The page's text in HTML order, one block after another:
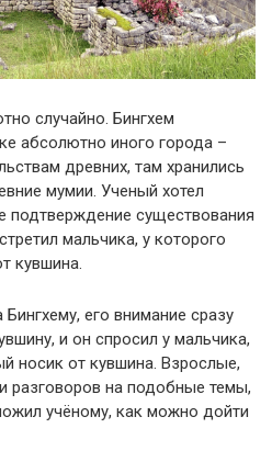
случайно. Бингхем
абсолютно иного города –
древних, там хранились
мумии. Ученый хотел
подтверждение существования
мальчика, у которого
кувшина.
Бингхему, его внимание сразу
и он спросил у мальчика,
носик от кувшина. Взрослые,
разговоров на подобные темы,
учёному, как можно дойти